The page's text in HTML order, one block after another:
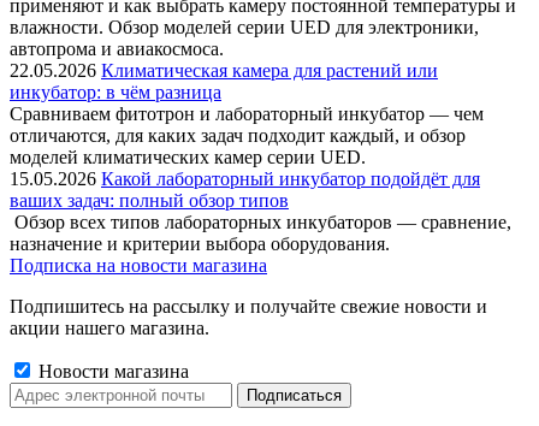
применяют и как выбрать камеру постоянной температуры и
влажности. Обзор моделей серии UED для электроники,
автопрома и авиакосмоса.
22.05.2026 Климатическая камера для растений или
инкубатор: в чём разница
Сравниваем фитотрон и лабораторный инкубатор — чем
отличаются, для каких задач подходит каждый, и обзор
моделей климатических камер серии UED.
15.05.2026 Какой лабораторный инкубатор подойдёт для
ваших задач: полный обзор типов
Обзор всех типов лабораторных инкубаторов — сравнение,
назначение и критерии выбора оборудования.
Подписка на новости магазина
Подпишитесь на рассылку и получайте свежие новости и
акции нашего магазина.
Новости магазина